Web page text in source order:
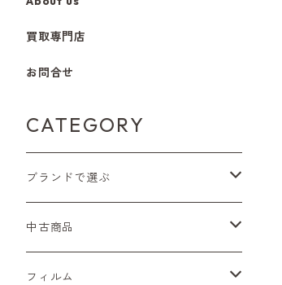
買取専門店
お問合せ
CATEGORY
ブランドで選ぶ
Nikon（ニコン）
Sシリーズ
Canon（キヤノン）
中古商品
フィルムカメラ
フィルム